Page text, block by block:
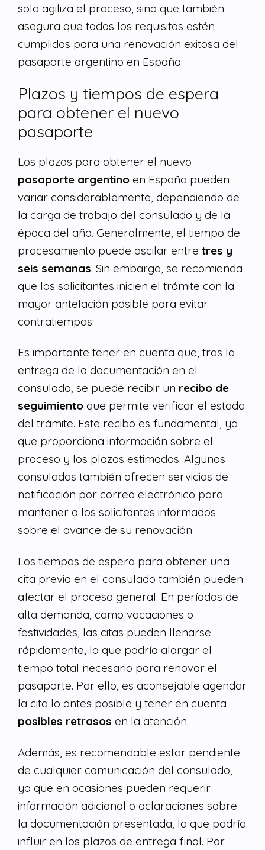
solo agiliza el proceso, sino que también
asegura que todos los requisitos estén
cumplidos para una renovación exitosa del
pasaporte argentino en España.
Plazos y tiempos de espera
para obtener el nuevo
pasaporte
Los plazos para obtener el nuevo
pasaporte argentino en España pueden
variar considerablemente, dependiendo de
la carga de trabajo del consulado y de la
época del año. Generalmente, el tiempo de
procesamiento puede oscilar entre tres y
seis semanas. Sin embargo, se recomienda
que los solicitantes inicien el trámite con la
mayor antelación posible para evitar
contratiempos.
Es importante tener en cuenta que, tras la
entrega de la documentación en el
consulado, se puede recibir un recibo de
seguimiento que permite verificar el estado
del trámite. Este recibo es fundamental, ya
que proporciona información sobre el
proceso y los plazos estimados. Algunos
consulados también ofrecen servicios de
notificación por correo electrónico para
mantener a los solicitantes informados
sobre el avance de su renovación.
Los tiempos de espera para obtener una
cita previa en el consulado también pueden
afectar el proceso general. En períodos de
alta demanda, como vacaciones o
festividades, las citas pueden llenarse
rápidamente, lo que podría alargar el
tiempo total necesario para renovar el
pasaporte. Por ello, es aconsejable agendar
la cita lo antes posible y tener en cuenta
posibles retrasos en la atención.
Además, es recomendable estar pendiente
de cualquier comunicación del consulado,
ya que en ocasiones pueden requerir
información adicional o aclaraciones sobre
la documentación presentada, lo que podría
influir en los plazos de entrega final. Por